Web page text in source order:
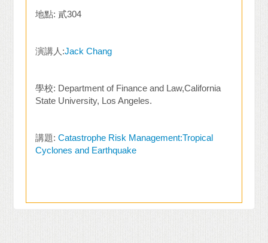
地點: 貳304
演講人:Jack Chang
學校: Department of Finance and Law,California
State University, Los Angeles.
講題:Catastrophe Risk Management:Tropical
Cyclones and Earthquake